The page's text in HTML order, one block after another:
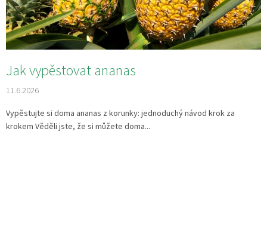
Jak vypěstovat ananas
11.6.2026
Vypěstujte si doma ananas z korunky: jednoduchý návod krok za
krokem Věděli jste, že si můžete doma...